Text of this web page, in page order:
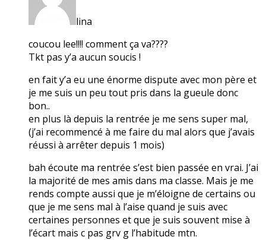
lina
coucou lee!!!! comment ça va????
Tkt pas y’a aucun soucis !
en fait y’a eu une énorme dispute avec mon père et
je me suis un peu tout pris dans la gueule donc
bon..
en plus là depuis la rentrée je me sens super mal,
(j’ai recommencé à me faire du mal alors que j’avais
réussi à arrêter depuis 1 mois)
bah écoute ma rentrée s’est bien passée en vrai. J’ai
la majorité de mes amis dans ma classe. Mais je me
rends compte aussi que je m’éloigne de certains ou
que je me sens mal à l’aise quand je suis avec
certaines personnes et que je suis souvent mise à
l’écart mais c pas grv g l’habitude mtn.